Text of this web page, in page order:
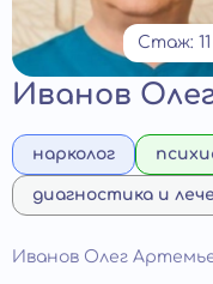
Стаж:
Иванов
нарколог
диагностика и
Иванов Олег